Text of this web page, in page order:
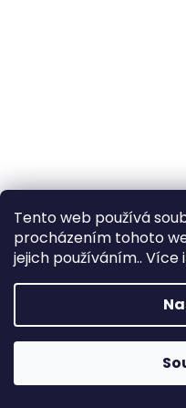
Tento web používá
procházením tohoto
jejich používáním..
Dámské
3